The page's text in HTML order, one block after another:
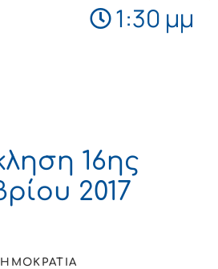
1:30 μμ
16ης
2017
ΔΗΜΟΚΡΑΤΙΑ